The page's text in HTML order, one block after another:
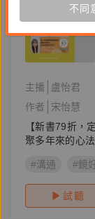
主播
盧怡君
作者
宋怡慧
【新書79折，
聚多年來的心
#溝通 #鏡
試聽
不同